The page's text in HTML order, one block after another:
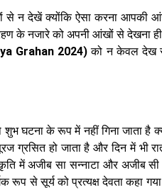
से न देखें क्योंकि ऐसा करना आपकी
नजारे को अपनी आंखों से देखना ही
Grahan 2024)को न केवल देख
शुभ घटना के रूप में नहीं गिना जाता है
हो जाता है और दिन में भी
में अजीब सा सन्नाटा और अजीब
रूप से सूर्य को प्रत्यक्ष देवता कहा